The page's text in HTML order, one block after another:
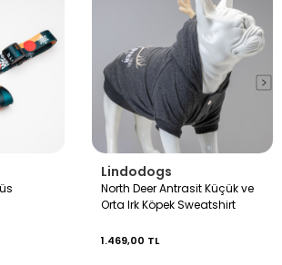
Lindodogs
North Deer Antrasit Küçük ve
Orta Irk Köpek Sweatshirt
1.469,00 TL